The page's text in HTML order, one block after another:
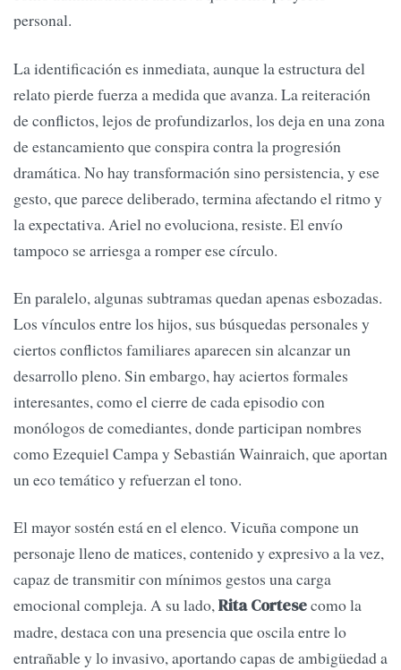
personal.
La identificación es inmediata, aunque la estructura del
relato pierde fuerza a medida que avanza. La reiteración
de conflictos, lejos de profundizarlos, los deja en una zona
de estancamiento que conspira contra la progresión
dramática. No hay transformación sino persistencia, y ese
gesto, que parece deliberado, termina afectando el ritmo y
la expectativa. Ariel no evoluciona, resiste. El envío
tampoco se arriesga a romper ese círculo.
En paralelo, algunas subtramas quedan apenas esbozadas.
Los vínculos entre los hijos, sus búsquedas personales y
ciertos conflictos familiares aparecen sin alcanzar un
desarrollo pleno. Sin embargo, hay aciertos formales
interesantes, como el cierre de cada episodio con
monólogos de comediantes, donde participan nombres
como Ezequiel Campa y Sebastián Wainraich, que aportan
un eco temático y refuerzan el tono.
El mayor sostén está en el elenco. Vicuña compone un
personaje lleno de matices, contenido y expresivo a la vez,
capaz de transmitir con mínimos gestos una carga
emocional compleja. A su lado,Rita Cortesecomo la
madre, destaca con una presencia que oscila entre lo
entrañable y lo invasivo, aportando capas de ambigüedad a